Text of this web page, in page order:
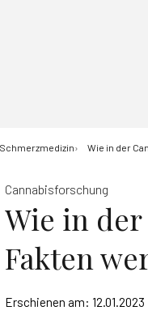
Schmerzmedizin Wie in der
Cannabisforschung
Wie in
Fakten
Erschienen am: 12.01.2023